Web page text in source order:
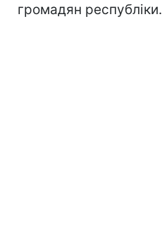
громадян республіки.